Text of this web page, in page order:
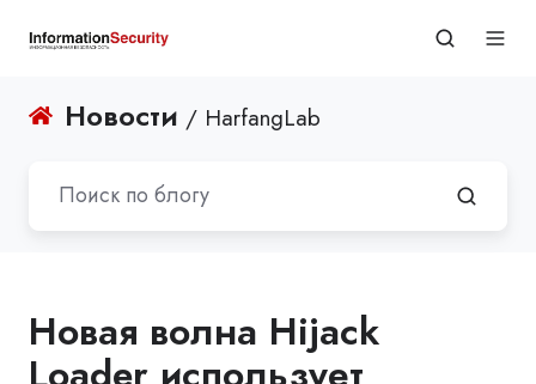
Новости / HarfangLab
Новая волна Hijack